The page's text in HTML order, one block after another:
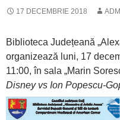
17 DECEMBRIE 2018
Biblioteca Județeană
organizează luni, 17
11:00, în sala „Marin
Disney vs Ion Popescu-